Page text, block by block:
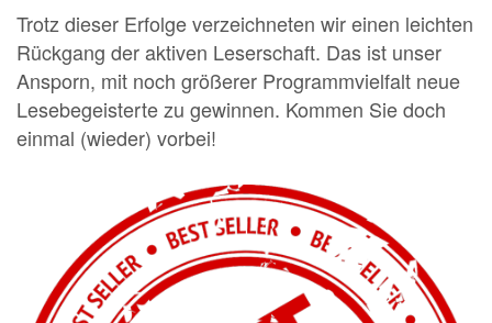
Trotz dieser Erfolge verzeichneten wir einen leichten
Rückgang der aktiven Leserschaft. Das ist unser
Ansporn, mit noch größerer Programmvielfalt neue
Lesebegeisterte zu gewinnen. Kommen Sie doch
einmal (wieder) vorbei!